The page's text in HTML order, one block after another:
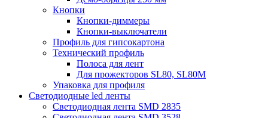
Кнопки
Кнопки-диммеры
Кнопки-выключатели
Профиль для гипсокартона
Технический профиль
Полоса для лент
Для прожекторов SL80, SL80M
Упаковка для профиля
Светодиодные led ленты
Светодиодная лента SMD 2835